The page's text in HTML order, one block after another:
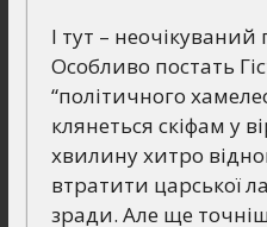
І тут –
Особливо постать
“політичного
клянеться скіфам у
хвилину хитро
втратити царської
зради. Але ще